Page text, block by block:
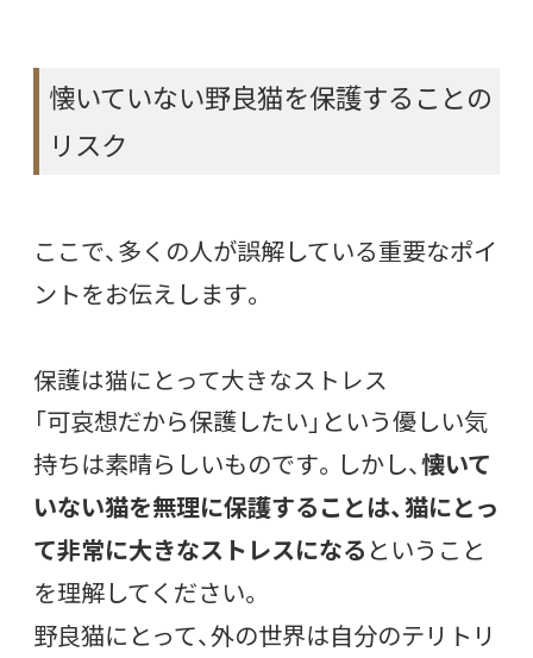
懐いていない野良猫を保護することの
リスク
ここで、多くの人が誤解している重要なポイ
ントをお伝えします。
保護は猫にとって大きなストレス
「可哀想だから保護したい」という優しい気
持ちは素晴らしいものです。しかし、懐いて
いない猫を無理に保護することは、猫にとっ
て非常に大きなストレスになる ということ
を理解してください。
野良猫にとって、外の世界は自分のテリトリ